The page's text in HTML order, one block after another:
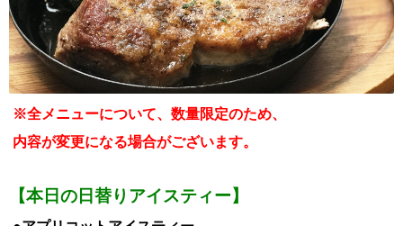
※全メニューについて、数量限定のため、
内容が変更になる場合がございます。
【本日の日替りアイスティー】